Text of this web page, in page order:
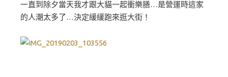
一直到除夕當天我才跟大貓一起衝樂膳…是營運時這家
的人潮太多了…決定緩緩跑來逛大街！